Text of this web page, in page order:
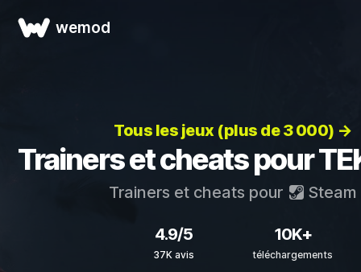
wemod
Tous les jeux (plus de 3 000) →
Trainers et cheats pour
Trainers et cheats pour Steam
4.9/5
37K avis
10K+
téléchargements